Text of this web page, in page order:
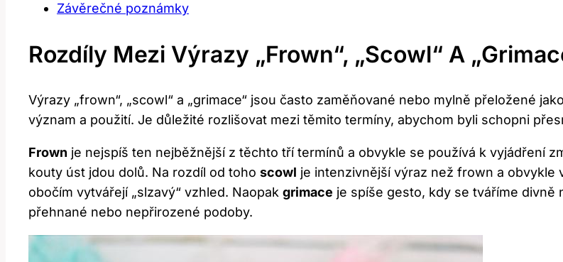
Závěrečné poznámky
Rozdíly Mezi Výrazy „frown“, „scowl“ A
Výrazy „frown“, „scowl“ a „grimace“ jsou často zaměňované nebo mylně přeložené
význam a použití. Je důležité rozlišovat mezi těmito termíny, abychom byli schopni
Frown je nejspíš ten nejběžnější z těchto tří termínů a obvykle se používá k vyjádření
kouty úst jdou dolů. Na rozdíl od toho scowl je intenzivnější výraz než frown a
obočím vytvářejí „slzavý“ vzhled. Naopak grimace je spíše gesto, kdy se tváříme divně
přehnané nebo nepřirozené podoby.